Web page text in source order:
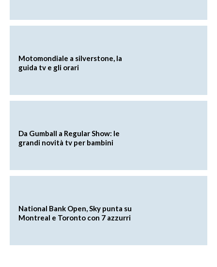
Motomondiale a silverstone, la
guida tv e gli orari
Da Gumball a Regular Show: le
grandi novità tv per bambini
National Bank Open, Sky punta su
Montreal e Toronto con 7 azzurri